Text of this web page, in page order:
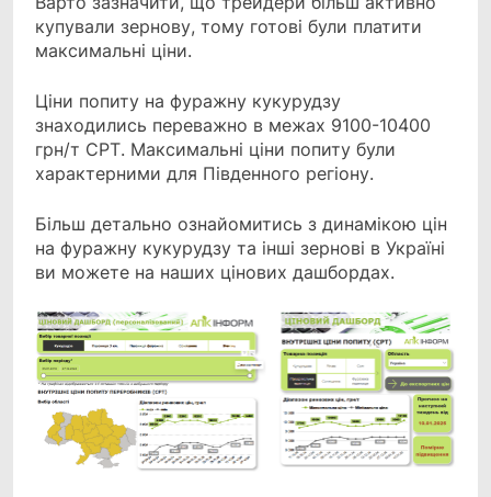
купували зернову, тому готові були платити
максимальні ціни.
Ціни попиту на фуражну кукурудзу
знаходились переважно в межах 9100-10400
грн/т СРТ. Максимальні ціни попиту були
характерними для Південного регіону.
Більш детально ознайомитись з динамікою цін
на фуражну кукурудзу та інші зернові в Україні
ви можете на наших цінових дашбордах.